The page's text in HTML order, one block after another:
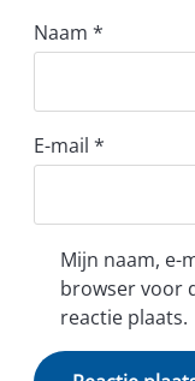
Naam *
E-mail *
Mijn naam, e-
browser voor
reactie plaats.